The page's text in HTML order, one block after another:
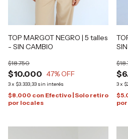
TOP MARGOT NEGRO | 5 talles
- SIN CAMBIO
$10.000
$18.750
47% OFF
3x $3.333,33 sin interés
$8.000 con Efectivo | Solo retiro
por locales
3x